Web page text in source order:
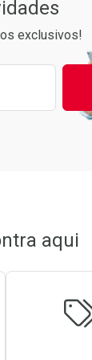
exclusivos!
para
aqui